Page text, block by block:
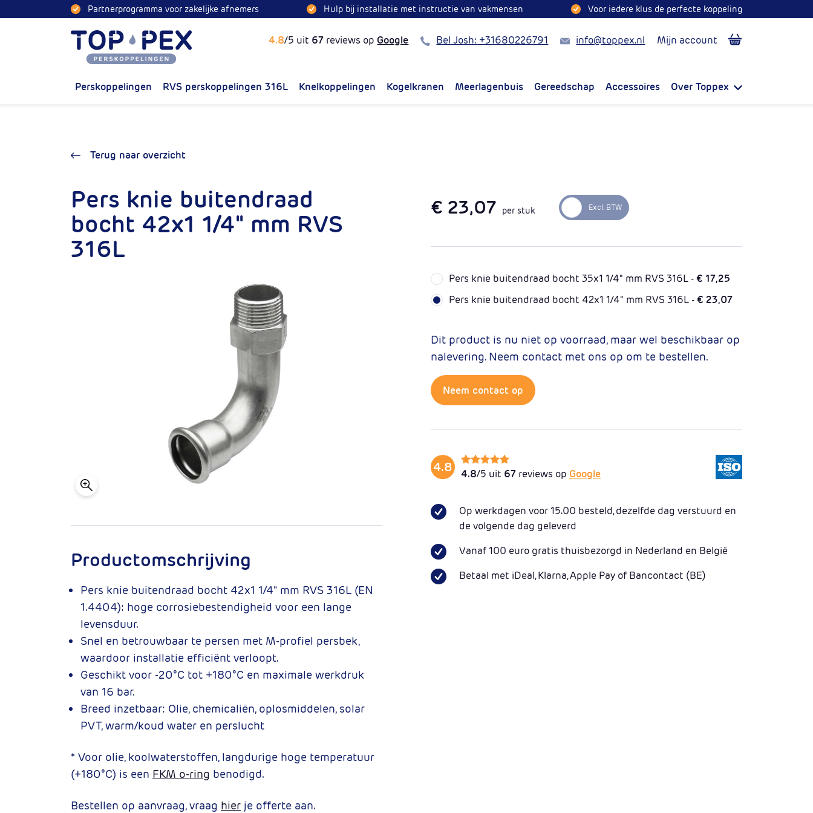
Partnerprogramma voor zakelijke afnemers Hulp bij installatie met instructie van vakmensen Voor iedere klus de perfecte koppeling
Toppex 4.8/5 uit 67 reviews op Google Bel Bel Josh: +31680226791 Mailinfo@toppex.nl Mijn account
Perskoppelingen RVS perskoppelingen 316L Knelkoppelingen Kogelkranen Meerlagenbuis Gereedschap Accessoires Over Toppex
Terug naar overzicht
Pers knie buitendraad
bocht 42x1 1/4" mm RVS
316L
Productomschrijving
Pers knie buitendraad bocht 42x1 1/4" mm RVS 316L (EN
1.4404): hoge corrosiebestendigheid voor een lange
levensduur.
Snel en betrouwbaar te persen met M-profiel persbek,
waardoor installatie efficiënt verloopt.
Geschikt voor -20°C tot +180°C en maximale werkdruk
van 16 bar.
Breed inzetbaar: Olie, chemicaliën, oplosmiddelen, solar
PVT, warm/koud water en perslucht
* Voor olie, koolwaterstoffen, langdurige hoge temperatuur
(+180°C) is een FKM o-ring benodigd.
Bestellen op aanvraag, vraag hier je offerte aan.
€ 23,07 per stuk
Pers knie buitendraad bocht 35x1 1/4" mm RVS 316L -€ 17,25
Pers knie buitendraad bocht 42x1 1/4" mm RVS 316L -€ 23,07
Dit product is nu niet op voorraad, maar wel beschikbaar op
nalevering. Neem contact met ons op om te bestellen.
Neem contact op
4.8 4.8/5 uit 67 reviews op Google
Op werkdagen voor 15.00 besteld, dezelfde dag verstuurd en
de volgende dag geleverd
Vanaf 100 euro gratis thuisbezorgd in Nederland en België
Betaal met iDeal, Klarna, Apple Pay of Bancontact (BE)